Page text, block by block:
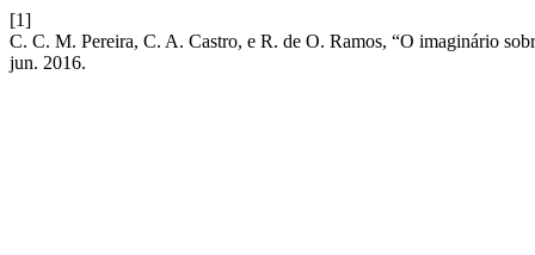
[1]
C. C. M. Pereira, C. A. Castro, e R. de O. Ramos, “O imaginário
jun. 2016.